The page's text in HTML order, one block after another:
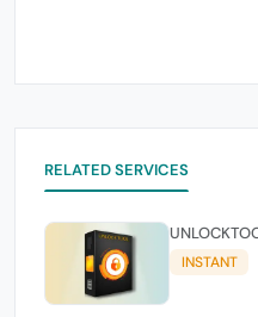
RELATED SERVICES
INSTANT